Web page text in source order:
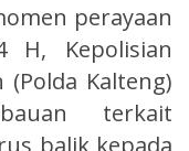
perayaan
H, Kepolisian
Kalteng)
terkait
balik kepada